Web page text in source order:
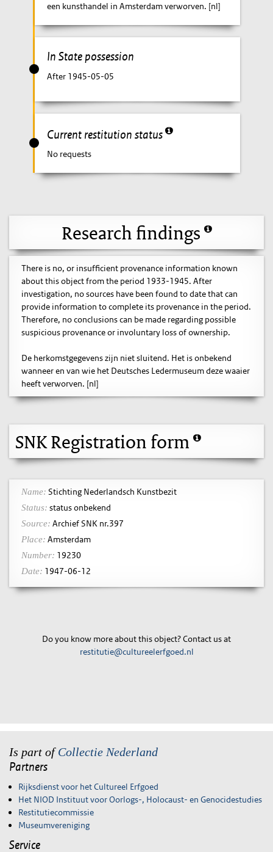
een kunsthandel in Amsterdam verworven. [nl]
In State possession
After 1945-05-05
Current restitution status
No requests
Research findings
There is no, or insufficient provenance information known
about this object from the period 1933-1945. After
investigation, no sources have been found to date that can
provide information to complete its provenance in the period.
Therefore, no conclusions can be made regarding possible
suspicious provenance or involuntary loss of ownership.
De herkomstgegevens zijn niet sluitend. Het is onbekend
wanneer en van wie het Deutsches Ledermuseum deze waaier
heeft verworven. [nl]
SNK Registration form
Name: Stichting Nederlandsch Kunstbezit
Status: status onbekend
Source: Archief SNK nr.397
Place: Amsterdam
Number: 19230
Date: 1947-06-12
Do you know more about this object? Contact us at
restitutie@cultureelerfgoed.nl
Is part ofCollectie Nederland
Partners
Rijksdienst voor het Cultureel Erfgoed
Het NIOD Instituut voor Oorlogs-, Holocaust- en Genocidestudies
Restitutiecommissie
Museumvereniging
Service